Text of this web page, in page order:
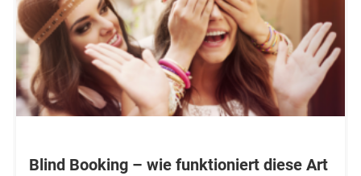
Blind Booking – wie funktioniert diese Art